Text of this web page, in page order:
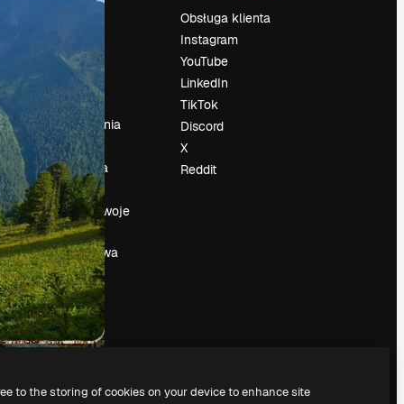
Reviews
Kariera
Trendy
wyszukiwania
Blog
Wydarzenia
Slidesgo
Sprzedaj swoje
treści
Sala prasowa
Szukasz
magnific.ai
Obsługa klienta
Instagram
YouTube
LinkedIn
TikTok
Discord
X
Reddit
to the storing of cookies on your device to enhance site